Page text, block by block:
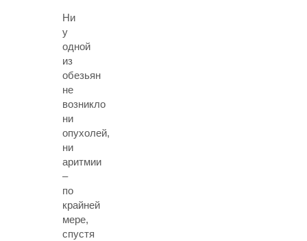
Ни
у
одной
из
обезьян
не
возникло
ни
опухолей,
ни
аритмии
–
по
крайней
мере,
спустя